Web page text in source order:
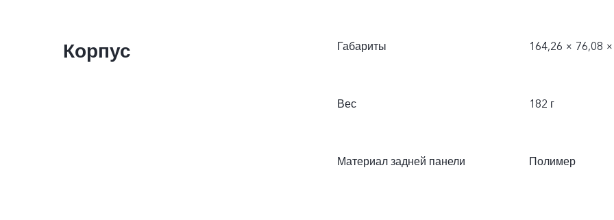
Корпус Габариты 164,26 × 76,08
Вес 182 г
Материал задней панели Полимер